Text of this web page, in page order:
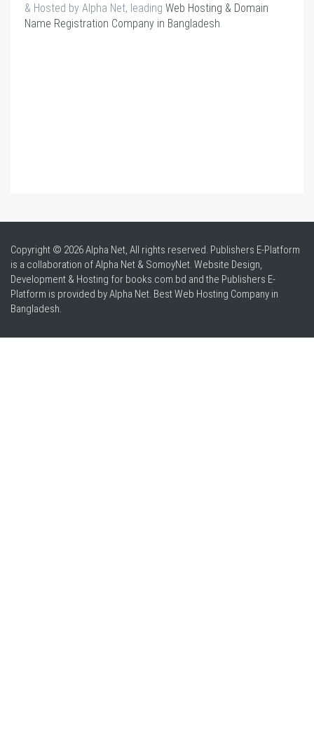
& Hosted by Alpha Net, leading Web Hosting & Domain
Name Registration Company in Bangladesh
Copyright © 2026 Alpha Net, All rights reserved. Publishers E-Platform
is a collaboration of Alpha Net & SomoyNet. Website Design,
Development & Hosting for books.com.bd and the Publishers E-
Platform is provided by Alpha Net. BestWeb Hosting Company in
Bangladesh.